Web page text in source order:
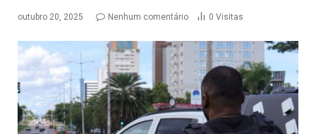
outubro 20, 2025 Nenhum comentário 0 Visitas